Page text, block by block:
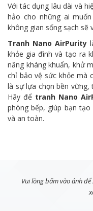
Với tác dụng lâu dài và
hảo cho những ai
không gian sống sạch sẽ
Tranh Nano AirPurity
khỏe gia đình và tạo ra
năng kháng khuẩn, khử
chỉ bảo vệ sức khỏe mà
là sự lựa chọn bền vững,
Hãy để tranh Nano
phòng bếp, giúp bạn
và an toàn.
Vui lòng bấm vào ảnh